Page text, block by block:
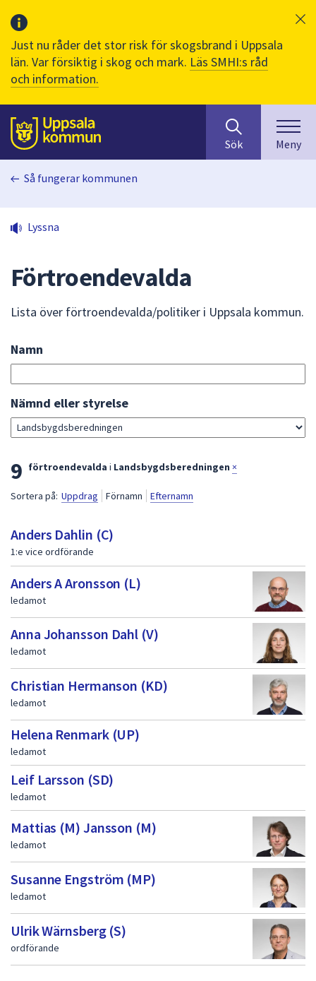
Just nu råder det stor risk för skogsbrand i Uppsala
län. Var försiktig i skog och mark. Läs SMHI:s råd
och information.
Till sidans
huvudinnehåll
efter
innehåll
på
sökförslag
under
fältet.
piltangenterna
för
navigera
att
av
Sök Meny
Så fungerar kommunen
Lyssna
Förtroendevalda
Lista över förtroendevalda/politiker i Uppsala kommun.
Sök
bland
förtroendevalda
Namn
Gå
direkt
till
Nämnd eller styrelse
L
i
t
a
m
e
d
f
ö
r
t
r
o
e
n
d
e
v
a
l
d
a
9 förtroendevalda i Landsbygdsberedningen ×
Sortera på: Uppdrag Förnamn Efternamn
Anders Dahlin (C)
1:e vice ordförande
Anders A Aronsson (L)
ledamot
Anna Johansson Dahl (V)
ledamot
Christian Hermanson (KD)
ledamot
Helena Renmark (UP)
ledamot
Leif Larsson (SD)
ledamot
Mattias (M) Jansson (M)
ledamot
Susanne Engström (MP)
ledamot
Ulrik Wärnsberg (S)
ordförande